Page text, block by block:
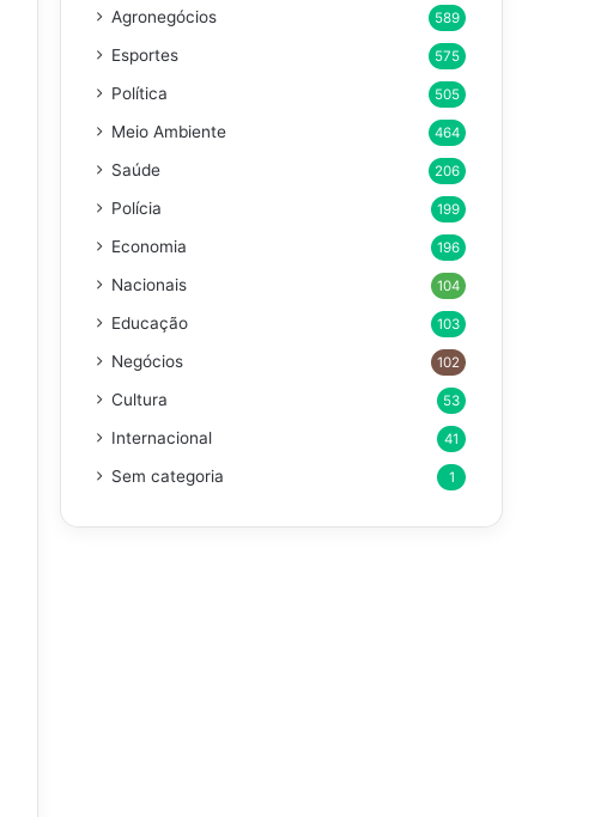
Agronegócios 589
Esportes 575
Política 505
Meio Ambiente 464
Saúde 206
Polícia 199
Economia 196
Nacionais 104
Educação 103
Negócios 102
Cultura 53
Internacional 41
Sem categoria 1